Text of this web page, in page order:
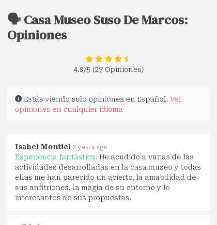
🗣️ Casa Museo Suso De Marcos:
Opiniones
4.8/5 (27 Opiniones)
Estás viendo solo opiniones en Español. Ver
opiniones en cualquier idioma
Isabel Montiel 2 years ago
Experiencia fantástica: He acudido a varias de las
actividades desarrolladas en la casa museo y todas
ellas me han parecido un acierto, la amabilidad de
sus anfitriones, la magia de su entorno y lo
interesantes de sus propuestas.